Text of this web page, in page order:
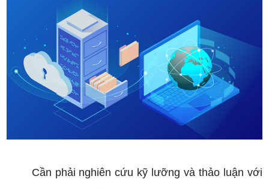
Cần phải nghiên cứu kỹ lưỡng và thảo luận với